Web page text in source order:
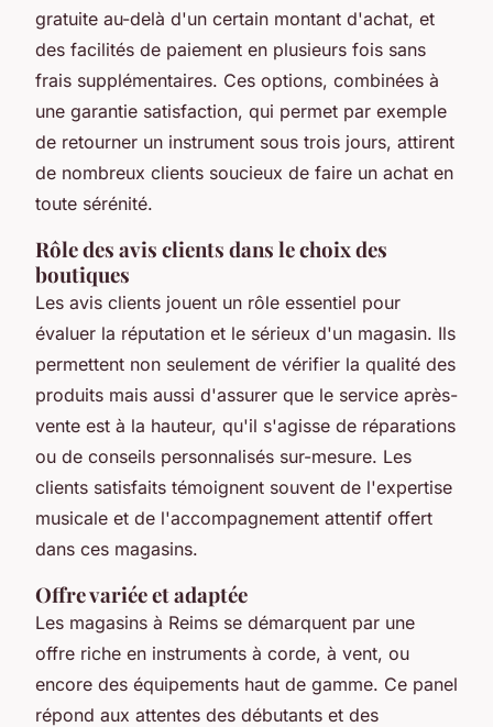
gratuite au-delà d'un certain montant d'achat, et
des facilités de paiement en plusieurs fois sans
frais supplémentaires. Ces options, combinées à
une garantie satisfaction, qui permet par exemple
de retourner un instrument sous trois jours, attirent
de nombreux clients soucieux de faire un achat en
toute sérénité.
Rôle des avis clients dans le choix des
boutiques
Les avis clients jouent un rôle essentiel pour
évaluer la réputation et le sérieux d'un magasin. Ils
permettent non seulement de vérifier la qualité des
produits mais aussi d'assurer que le service après-
vente est à la hauteur, qu'il s'agisse de réparations
ou de conseils personnalisés sur-mesure. Les
clients satisfaits témoignent souvent de l'expertise
musicale et de l'accompagnement attentif offert
dans ces magasins.
Offre variée et adaptée
Les magasins à Reims se démarquent par une
offre riche en instruments à corde, à vent, ou
encore des équipements haut de gamme. Ce panel
répond aux attentes des débutants et des